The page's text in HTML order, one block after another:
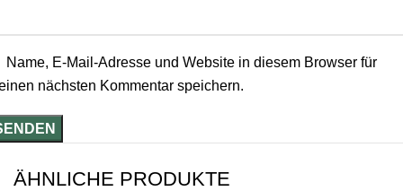
Name, E-Mail-Adresse und Website in diesem Browser für
nächsten Kommentar speichern.
ÄHNLICHE PRODUKTE